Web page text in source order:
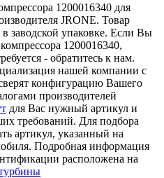
1200016340 для
JRONE. Товар
в заводской упаковке. Если Вы
1200016340,
- обратитесь к нам.
нашей компании с
конфигурацию Вашего
производителей
для Вас нужный артикул и
требований. Для подбора
артикул, указанный на
Подробная информация
расположена на